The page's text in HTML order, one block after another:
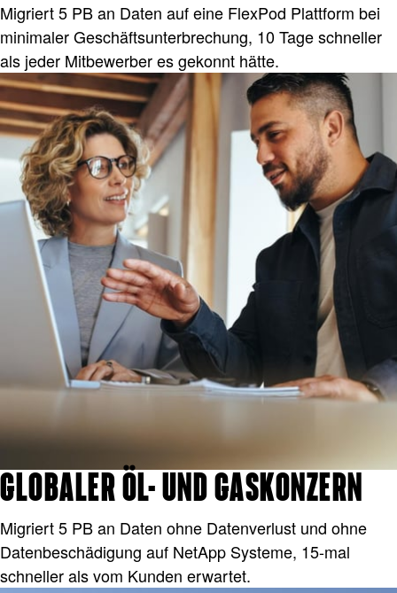
Migriert 5 PB an Daten auf eine FlexPod​ Plattform bei
minimaler Geschäftsunterbrechung, 10 Tage schneller
als jeder Mitbewerber es gekonnt hätte.
GLOBALER ÖL- UND GASKONZERN
Migriert 5 PB an Daten ohne Datenverlust und ohne
Datenbeschädigung auf NetApp Systeme, 15-mal
schneller als vom Kunden erwartet.